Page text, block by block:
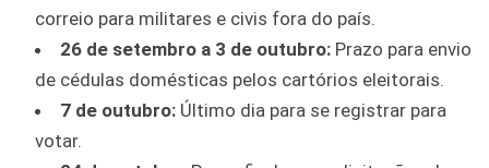
correio para militares e civis fora do país.
26 de setembro a 3 de outubro: Prazo para envio
de cédulas domésticas pelos cartórios eleitorais.
7 de outubro: Último dia para se registrar para
votar.